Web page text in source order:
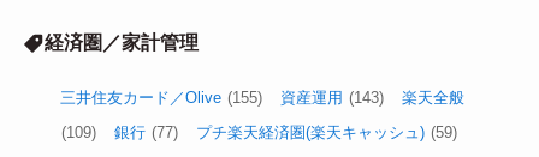
経済圏／家計管理
三井住友カード／Olive (155) 資産運用 (143)
楽天全般
(109)
銀行 (77) プチ楽天経済圏(楽天キャッシュ) (59)